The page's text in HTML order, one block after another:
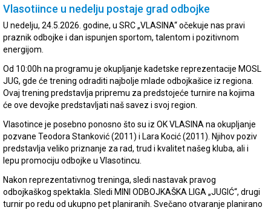
Vlasotiince u nedelju postaje grad odbojke
U nedelju, 24.5.2026. godine, u SRC „VLASINA“ očekuje nas pravi
praznik odbojke i dan ispunjen sportom, talentom i pozitivnom
energijom.
Od 10:00h na programu je okupljanje kadetske reprezentacije MOSL
JUG, gde će trening odraditi najbolje mlade odbojkašice iz regiona.
Ovaj trening predstavlja pripremu za predstojeće turnire na kojima
će ove devojke predstavljati naš savez i svoj region.
Vlasotince je posebno ponosno što su iz OK VLASINA na okupljanje
pozvane Teodora Stanković (2011) i Lara Kocić (2011). Njihov poziv
predstavlja veliko priznanje za rad, trud i kvalitet našeg kluba, ali i
lepu promociju odbojke u Vlasotincu.
Nakon reprezentativnog treninga, sledi nastavak pravog
odbojkaškog spektakla. Sledi MINI ODBOJKAŠKA LIGA „JUGIĆ“, drugi
turnir po redu od ukupno pet planiranih. Svečano otvaranje planirano